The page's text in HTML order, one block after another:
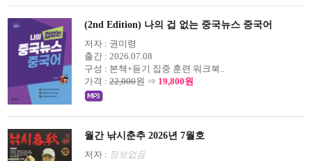
(2nd Edition) 나의 겁 없는 중국뉴스 중국어
저자 : 권미령
출간 : 2026.07.08
구성 : 본책+듣기 집중 훈련 워크북..
가격 : 22,000원 ⇒ 19,800원
월간 낚시춘추 2026년 7월호
저자 : 정보없음